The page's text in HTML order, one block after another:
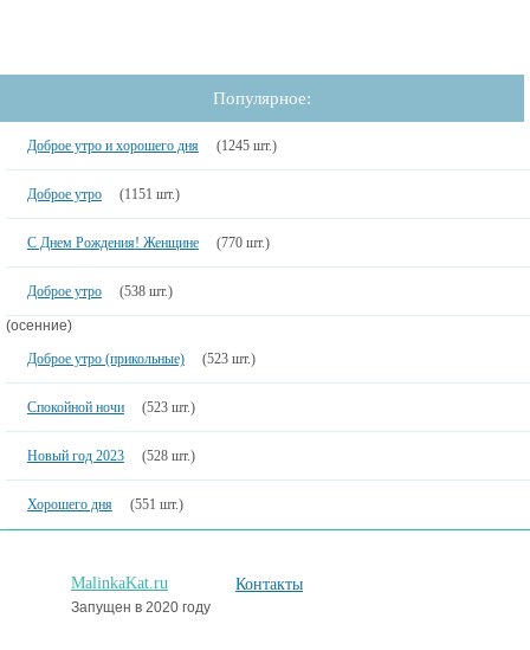
Популярное:
Доброе утро и хорошего дня (1245 шт.)
Доброе утро (1151 шт.)
С Днем Рождения! Женщине (770 шт.)
Доброе утро (538 шт.)
(осенние)
Доброе утро (прикольные)
(523 шт.)
Спокойной ночи (523 шт.)
Новый год 2023 (528 шт.)
Хорошего дня (551 шт.)
MalinkaKat.ru
Запущен в 2020 году
Контакты